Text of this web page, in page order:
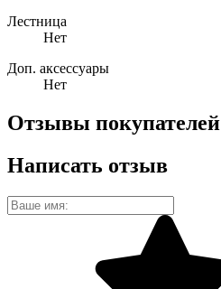
Лестница
Нет
Доп. аксессуары
Нет
Отзывы покупателей
Написать отзыв